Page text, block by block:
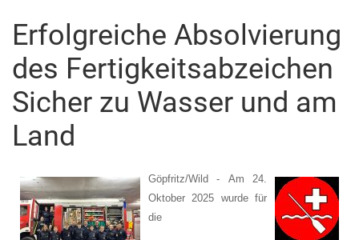
Erfolgreiche Absolvierung
des Fertigkeitsabzeichen
Sicher zu Wasser und am
Land
Göpfritz/Wild - Am 24.
Oktober 2025 wurde für
die